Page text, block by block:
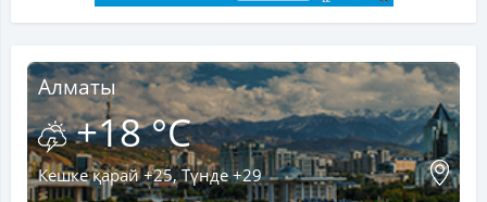
Алматы
+18 °C
Кешке қарай +25, Түнде +29